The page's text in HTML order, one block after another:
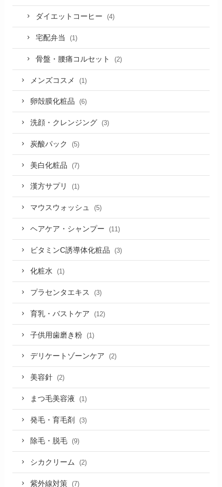
ダイエットコーヒー (4)
宅配弁当 (1)
骨盤・腰痛コルセット (2)
メンズコスメ (1)
卵殻膜化粧品 (6)
洗顔・クレンジング (3)
炭酸パック (5)
美白化粧品 (7)
漢方サプリ (1)
マウスウォッシュ (5)
ヘアケア・シャンプー (11)
ビタミンC誘導体化粧品 (3)
化粧水 (1)
プラセンタエキス (3)
育乳・バストケア (12)
子供用歯磨き粉 (1)
デリケートゾーンケア (2)
美容針 (2)
まつ毛美容液 (1)
発毛・育毛剤 (3)
除毛・脱毛 (9)
シカクリーム (2)
紫外線対策 (7)